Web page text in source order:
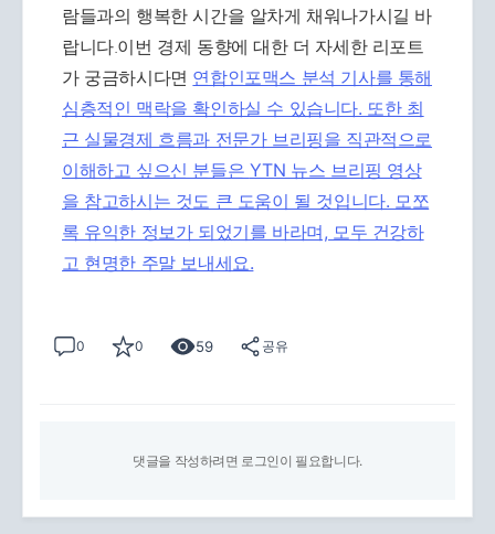
람들과의 행복한 시간을 알차게 채워나가시길 바
랍니다.이번 경제 동향에 대한 더 자세한 리포트
가 궁금하시다면 연합인포맥스 분석 기사를 통해
심층적인 맥락을 확인하실 수 있습니다. 또한 최
근 실물경제 흐름과 전문가 브리핑을 직관적으로
이해하고 싶으신 분들은 YTN 뉴스 브리핑 영상
을 참고하시는 것도 큰 도움이 될 것입니다. 모쪼
록 유익한 정보가 되었기를 바라며, 모두 건강하
고 현명한 주말 보내세요.
0 0 59 공유
댓글을 작성하려면 로그인이 필요합니다.